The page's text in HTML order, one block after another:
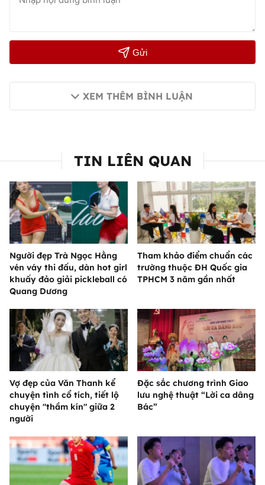
Gửi
XEM THÊM BÌNH LUẬN
TIN LIÊN QUAN
Người đẹp Trà Ngọc Hằng
vén váy thi đấu, dàn hot girl
khuấy đảo giải pickleball có
Quang Dương
Tham khảo điểm chuẩn các
trường thuộc ĐH Quốc gia
TPHCM 3 năm gần nhất
Vợ đẹp của Văn Thanh kể
chuyện tình cổ tích, tiết lộ
chuyện "thầm kín" giữa 2
người
Đặc sắc chương trình Giao
lưu nghệ thuật “Lời ca dâng
Bác”